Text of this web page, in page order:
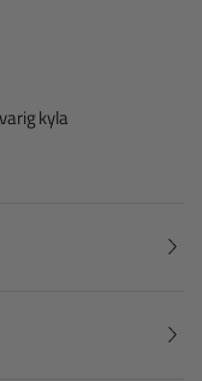
kyla